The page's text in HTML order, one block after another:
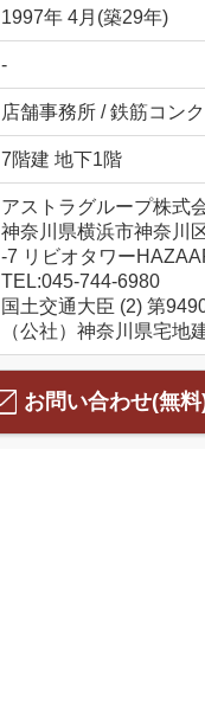
1997年 4月(築29年)
-
店舗事務所 / 鉄筋コン
7階建 地下1階
アストラグループ株式
神奈川県横浜市神奈川
-7 リビオタワー
TEL:045-744-6980
国土交通大臣 (2) 第
（公社）神奈川県宅地
お問い合わせ(無料